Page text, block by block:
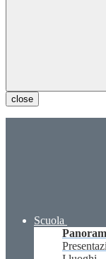
close
Scuola